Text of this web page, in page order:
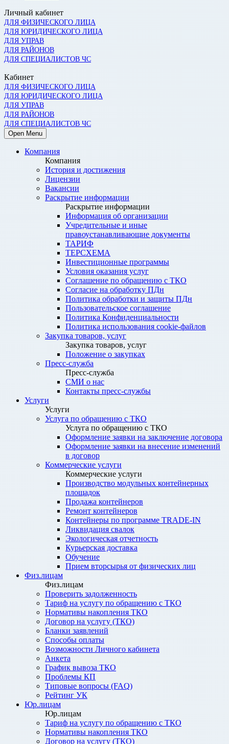
Личный кабинет
ДЛЯ ФИЗИЧЕСКОГО ЛИЦА
ДЛЯ ЮРИДИЧЕСКОГО ЛИЦА
ДЛЯ УПРАВ
ДЛЯ РАЙОНОВ
ДЛЯ СПЕЦИАЛИСТОВ ЧС
Кабинет
ДЛЯ ФИЗИЧЕСКОГО ЛИЦА
ДЛЯ ЮРИДИЧЕСКОГО ЛИЦА
ДЛЯ УПРАВ
ДЛЯ РАЙОНОВ
ДЛЯ СПЕЦИАЛИСТОВ ЧС
Open Menu
Компания
Компания
История и достижения
Лицензии
Вакансии
Раскрытие информации
Раскрытие информации
Информация об организации
Учредительные и иные
правоустанавливающие документы
ТАРИФ
ТЕРСХЕМА
Инвестиционные программы
Условия оказания услуг
Соглашение по обращению с ТКО
Согласие на обработку ПДн
Политика обработки и защиты ПДн
Пользовательское соглашение
Политика Конфиденциальности
Политика использования cookie-файлов
Закупка товаров, услуг
Закупка товаров, услуг
Положение о закупках
Пресс-служба
Пресс-служба
СМИ о нас
Контакты пресс-службы
Услуги
Услуги
Услуга по обращению с ТКО
Услуга по обращению с ТКО
Оформление заявки на заключение договора
Оформление заявки на внесение изменений
в договор
Коммерческие услуги
Коммерческие услуги
Производство модульных контейнерных
площадок
Продажа контейнеров
Ремонт контейнеров
Контейнеры по программе TRADE-IN
Ликвидация свалок
Экологическая отчетность
Курьерская доставка
Обучение
Прием вторсырья от физических лиц
Физ.лицам
Физ.лицам
Проверить задолженность
Тариф на услугу по обращению с ТКО
Нормативы накопления ТКО
Договор на услугу (ТКО)
Бланки заявлений
Способы оплаты
Возможности Личного кабинета
Анкета
График вывоза ТКО
Проблемы КП
Типовые вопросы (FAQ)
Рейтинг УК
Юр.лицам
Юр.лицам
Тариф на услугу по обращению с ТКО
Нормативы накопления ТКО
Договор на услугу (ТКО)